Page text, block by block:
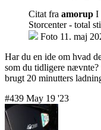
Citat fra amorup I
Storcenter - total
Foto 11. maj
Har du en ide om hvad
som du tidligere
brugt 20 minutters
#439 May 19 '23